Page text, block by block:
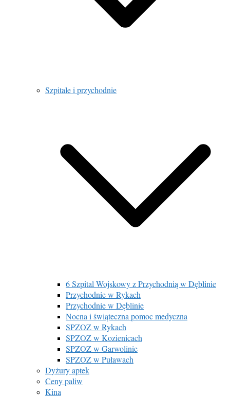
Szpitale i przychodnie
6 Szpital Wojskowy z Przychodnią w Dęblinie
Przychodnie w Rykach
Przychodnie w Dęblinie
Nocna i świąteczna pomoc medyczna
SPZOZ w Rykach
SPZOZ w Kozienicach
SPZOZ w Garwolinie
SPZOZ w Puławach
Dyżury aptek
Ceny paliw
Kina